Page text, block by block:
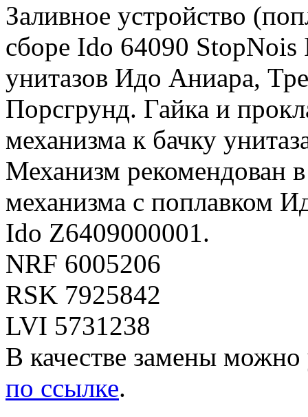
Заливное устройство
сборе Ido 64090
унитазов Идо Аниара,
Порсгрунд. Гайка и
механизма к бачку
Механизм рекомендован
механизма с поплавком
Ido Z6409000001.
NRF 6005206
RSK 7925842
LVI 5731238
В качестве замены можно
по ссылке.